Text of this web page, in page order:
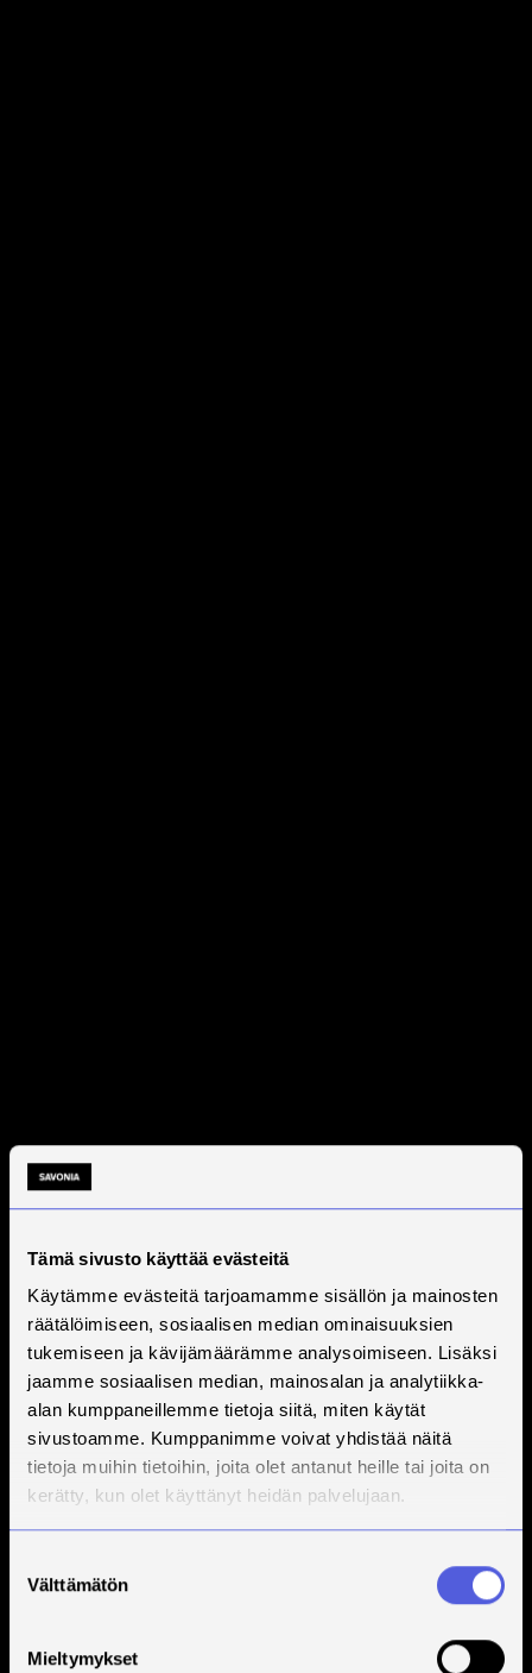
Tämä sivusto käyttää evästeitä
Käytämme evästeitä tarjoamamme sisällön ja mainosten
räätälöimiseen, sosiaalisen median ominaisuuksien
tukemiseen ja kävijämäärämme analysoimiseen. Lisäksi
jaamme sosiaalisen median, mainosalan ja analytiikka-
alan kumppaneillemme tietoja siitä, miten käytät
sivustoamme. Kumppanimme voivat yhdistää näitä
tietoja muihin tietoihin, joita olet antanut heille tai joita on
kerätty, kun olet käyttänyt heidän palvelujaan.
valinta
Välttämätön
Mieltymykset